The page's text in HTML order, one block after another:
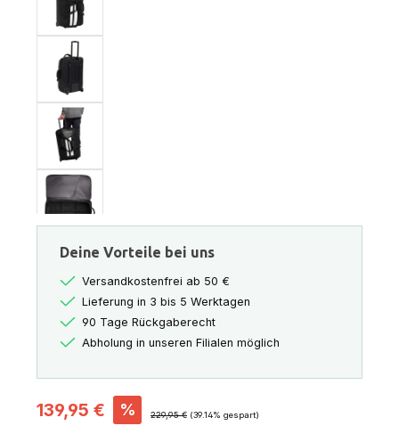
Deine Vorteile bei uns
Versandkostenfrei ab 50 €
Lieferung in 3 bis 5 Werktagen
90 Tage Rückgaberecht
Abholung in unseren Filialen möglich
Verkaufspreis:
139,95 € % Regulärer Preis:
229,95 € (39.14% gespart)